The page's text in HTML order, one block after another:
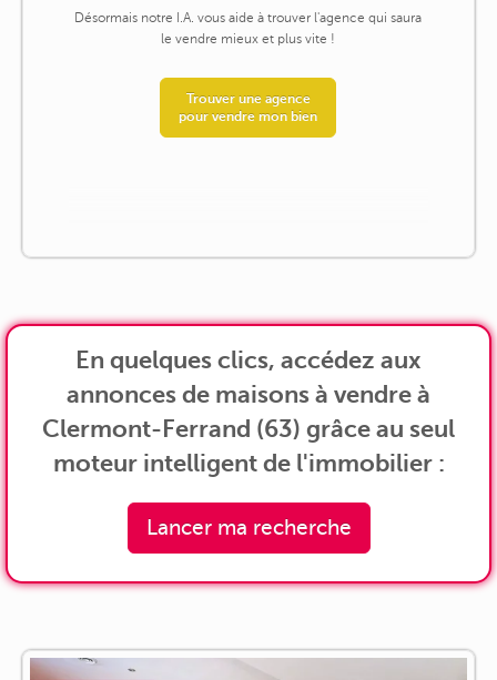
Désormais notre I.A. vous aide à trouver l'agence qui saura
le vendre mieux et plus vite !
Trouver une agence
pour vendre mon bien
En quelques clics, accédez aux
annonces de maisons à vendre à
Clermont-Ferrand (63) grâce au seul
moteur intelligent de l'immobilier :
Lancer ma recherche